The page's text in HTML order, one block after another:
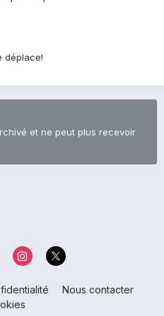
déplace!
et ne peut plus recevoir
Nous contacter